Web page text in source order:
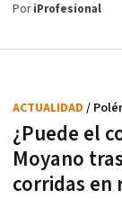
PoriProfesional
¿Puede el
Moyano
corridas en
ACTUALIDAD /